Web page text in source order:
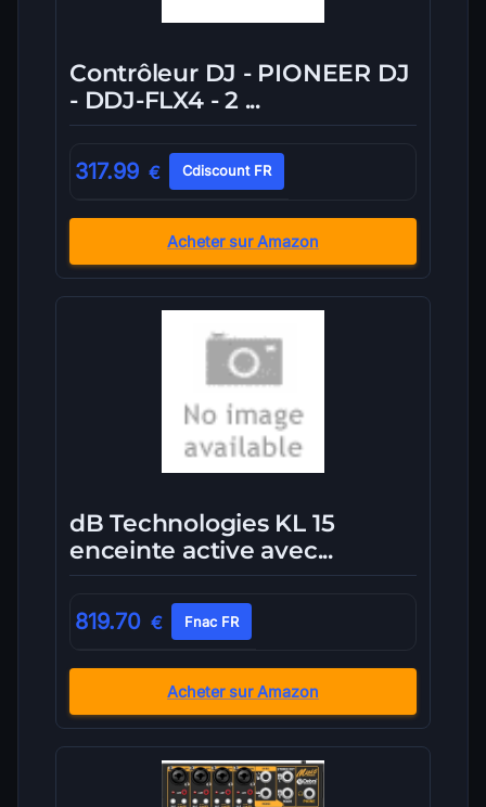
Contrôleur DJ - PIONEER DJ
- DDJ-FLX4 - 2 ...
317.99 € Cdiscount FR
Acheter sur Amazon
dB Technologies KL 15
enceinte active avec...
819.70 € Fnac FR
Acheter sur Amazon